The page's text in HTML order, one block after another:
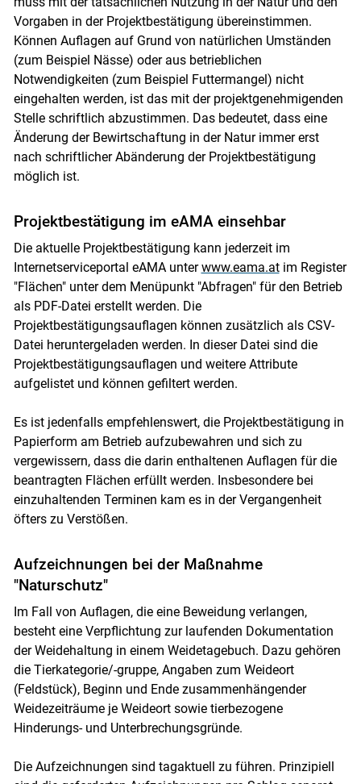
Vorgaben in der Projektbestätigung übereinstimmen.
Können Auflagen auf Grund von natürlichen Umständen
(zum Beispiel Nässe) oder aus betrieblichen
Notwendigkeiten (zum Beispiel Futtermangel) nicht
eingehalten werden, ist das mit der projektgenehmigenden
Stelle schriftlich abzustimmen. Das bedeutet, dass eine
Änderung der Bewirtschaftung in der Natur immer erst
nach schriftlicher Abänderung der Projektbestätigung
möglich ist.
Projektbestätigung im eAMA einsehbar
Die aktuelle Projektbestätigung kann jederzeit im
Internetserviceportal eAMA unterwww.eama.atim Register
"Flächen" unter dem Menüpunkt "Abfragen" für den Betrieb
als PDF-Datei erstellt werden. Die
Projektbestätigungsauflagen können zusätzlich als CSV-
Datei heruntergeladen werden. In dieser Datei sind die
Projektbestätigungsauflagen und weitere Attribute
aufgelistet und können gefiltert werden.
Es ist jedenfalls empfehlenswert, die Projektbestätigung in
Papierform am Betrieb aufzubewahren und sich zu
vergewissern, dass die darin enthaltenen Auflagen für die
beantragten Flächen erfüllt werden. Insbesondere bei
einzuhaltenden Terminen kam es in der Vergangenheit
öfters zu Verstößen.
Aufzeichnungen bei der Maßnahme
"Naturschutz"
Im Fall von Auflagen, die eine Beweidung verlangen,
besteht eine Verpflichtung zur laufenden Dokumentation
der Weidehaltung in einem Weidetagebuch. Dazu gehören
die Tierkategorie/-gruppe, Angaben zum Weideort
(Feldstück), Beginn und Ende zusammenhängender
Weidezeiträume je Weideort sowie tierbezogene
Hinderungs- und Unterbrechungsgründe.
Die Aufzeichnungen sind tagaktuell zu führen. Prinzipiell